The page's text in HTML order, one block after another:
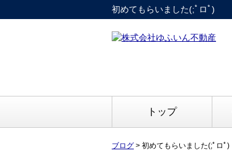
初めてもらいました(;ﾟロﾟ)
トップ
ブログ > 初めてもらいました(;ﾟロﾟ)